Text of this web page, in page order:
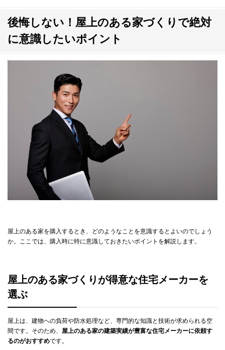
後悔しない！屋上のある家づくりで絶対
に意識したいポイント
屋上のある家を購入するとき、どのようなことを意識するとよいのでしょう
か。ここでは、購入時に特に意識しておきたいポイントを解説します。
屋上のある家づくりが得意な住宅メーカーを
選ぶ
屋上は、建物への負荷や防水処理など、専門的な知識と技術が求められる空
間です。そのため、 屋上のある家の建築実績が豊富な住宅メーカーに依頼す
るのがおすすめです。